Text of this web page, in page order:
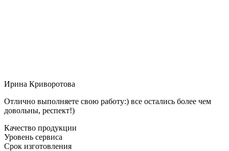
Ирина Криворотова
Отлично выполняете свою работу:) все остались более чем
довольны, респект!)
Качество продукции
Уровень сервиса
Срок изготовления